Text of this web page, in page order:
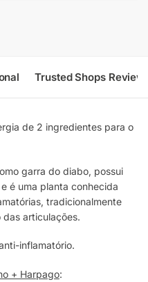
Trusted Shops
de 2 ingredientes para o
garra do diabo, possui
é uma planta conhecida
tradicionalmente
articulações.
inflamatório.
+ Harpago: